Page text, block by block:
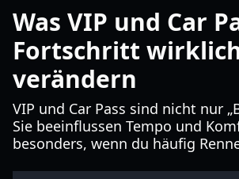
Was VIP und Car
Fortschritt
verändern
VIP und Car Pass sind nicht nur
Sie beeinflussen Tempo und
besonders, wenn du häufig